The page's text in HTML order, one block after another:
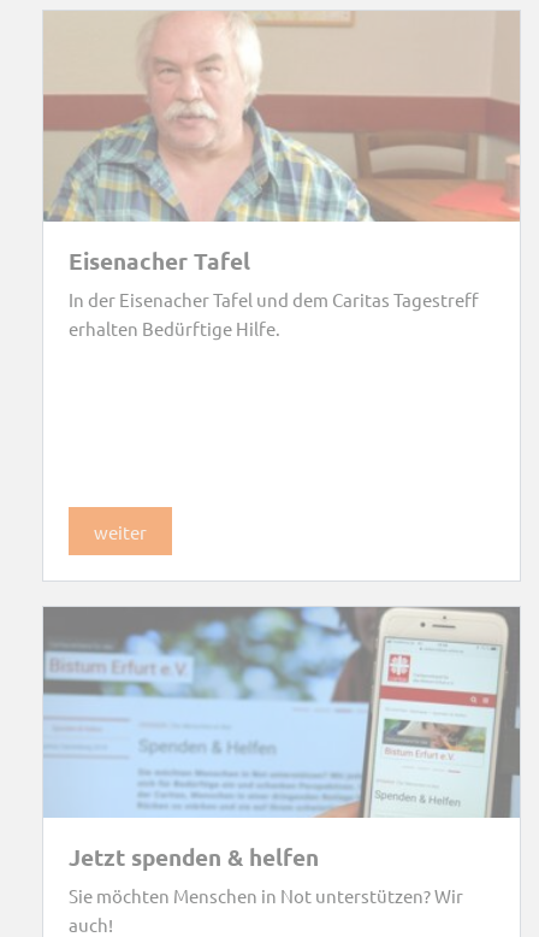
Eisenacher Tafel
In der Eisenacher Tafel und dem Caritas Tagestreff
erhalten Bedürftige Hilfe.
weiter
Jetzt spenden & helfen
Sie möchten Menschen in Not unterstützen? Wir
auch!